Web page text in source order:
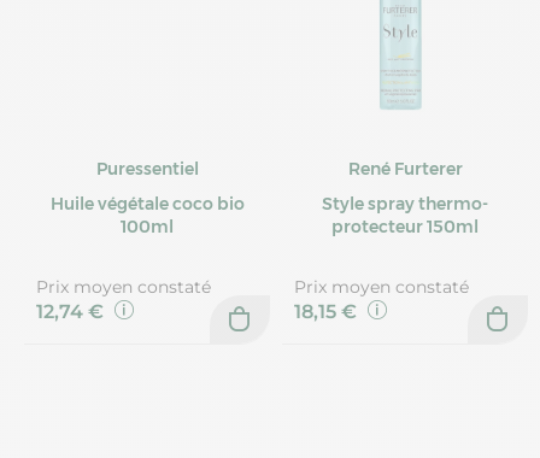
Puressentiel
Huile végétale coco bio
100ml
Prix moyen constaté
12,74 €
René Furterer
Style spray thermo-
protecteur 150ml
Prix moyen constaté
18,15 €